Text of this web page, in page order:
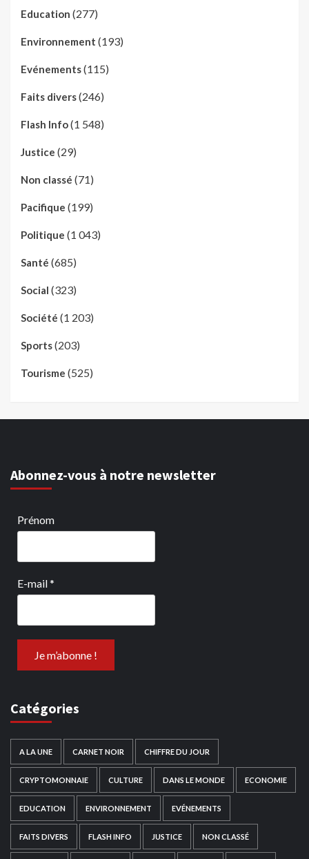
Education (277)
Environnement (193)
Evénements(115)
Faits divers(246)
Flash Info(1 548)
Justice (29)
Non classé (71)
Pacifique (199)
Politique (1 043)
Santé (685)
Social (323)
Société (1 203)
Sports(203)
Tourisme (525)
Abonnez-vous à notre newsletter
Prénom
E-mail*
Catégories
A LA UNE CARNET NOIR CHIFFRE DU JOUR
CRYPTOMONNAIE CULTURE DANS LE MONDE ECONOMIE
EDUCATION ENVIRONNEMENT EVÉNEMENTS
FAITS DIVERS FLASH INFO JUSTICE NON CLASSÉ